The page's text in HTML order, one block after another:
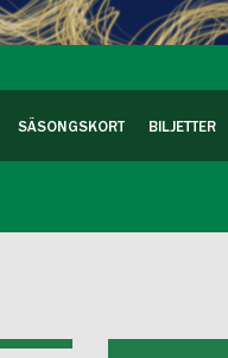
SÄSONGSKORT BILJETTER